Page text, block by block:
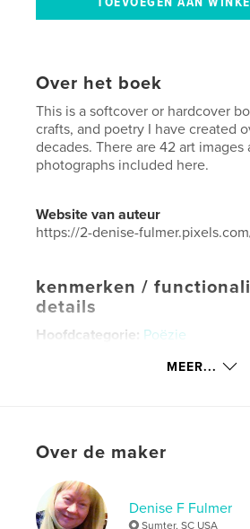
Over het boek
This is a softcover or hardcover
crafts, and poetry I have created
decades. There are 42 art images
photographs included here.
Website van auteur
https://2-denise-
kenmerken /
details
Hoofdcategorie: Poëzie
Aanvullende categorieën Kunst &
Hardcover, ImageWrap:
Hardcover, stofhoes:
Paperback: 9781457989759
MEER...
Over de maker
Denise F Fulmer
Sumter, SC USA